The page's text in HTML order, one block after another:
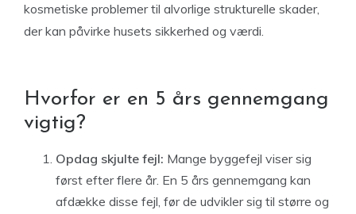
kosmetiske problemer til alvorlige strukturelle skader,
der kan påvirke husets sikkerhed og værdi.
Hvorfor er en 5 års gennemgang
vigtig?
Opdag skjulte fejl: Mange byggefejl viser sig
først efter flere år. En 5 års gennemgang kan
afdække disse fejl, før de udvikler sig til større og